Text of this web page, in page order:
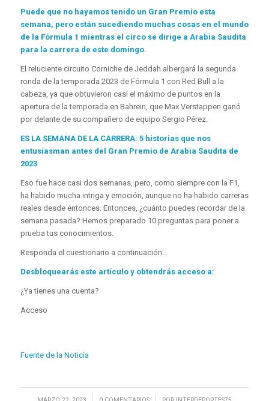
Puede que no hayamos tenido un Gran Premio esta
semana, pero están sucediendo muchas cosas en el mundo
de la Fórmula 1 mientras el circo se dirige a Arabia Saudita
para la carrera de este domingo.
El reluciente circuito Corniche de Jeddah albergará la segunda
ronda de la temporada 2023 de Fórmula 1 con Red Bull a la
cabeza, ya que obtuvieron casi el máximo de puntos en la
apertura de la temporada en Bahrein, que Max Verstappen ganó
por delante de su compañero de equipo Sergio Pérez.
ES LA SEMANA DE LA CARRERA: 5 historias que nos
entusiasman antes del Gran Premio de Arabia Saudita de
2023
Eso fue hace casi dos semanas, pero, como siempre con la F1,
ha habido mucha intriga y emoción, aunque no ha habido carreras
reales desde entonces. Entonces, ¿cuánto puedes recordar de la
semana pasada? Hemos preparado 10 preguntas para poner a
prueba tus conocimientos.
Responda el cuestionario a continuación…
Desbloquearás este artículo y obtendrás acceso a:
¿Ya tienes una cuenta?
Acceso
Fuente de la Noticia